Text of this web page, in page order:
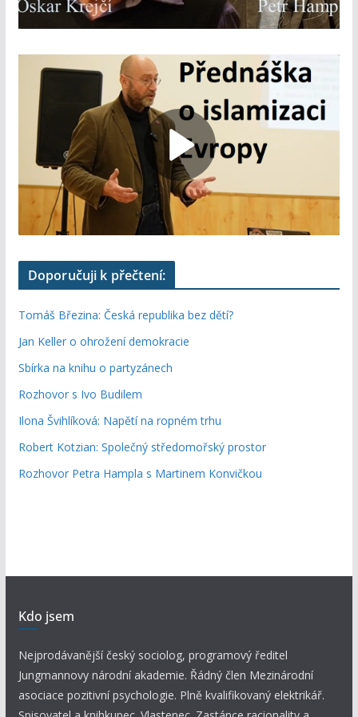
Doporučuji k přečtení:
Tomáš Březina: Česká republika bez dětí?
Jan Keller o ohrožení demokracie
Sbírka na knihu o partyzánech
Rozhovor s Ivo Budilem
Ilona Švihlíková: Napětí na ropném trhu
Robert Kotzian: Společný středomořský prostor
Rozhovor Petra Hampla s Martinem Konvičkou
Kdo jsem
Nejprodávanější český sociolog, programový ředitel
Jungmannovy národní akademie. Řádný člen Mezinárodní
asociace pozitivní psychologie. Plně kvalifikovaný elektrikář.